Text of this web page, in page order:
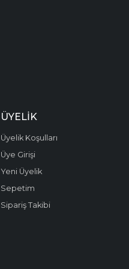
ÜYELIK
Üyelik Koşulları
Üye Girişi
Yeni Üyelik
Sepetim
Sipariş Takibi